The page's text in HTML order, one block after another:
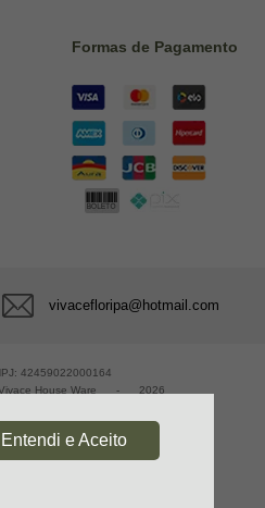
Entendi e Aceito
Formas de Pagamento
vivacefloripa@hotmail.com
42459022000164
House Ware - 2026